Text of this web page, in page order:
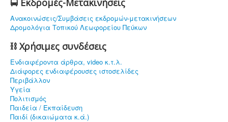
🚍 Εκδρομές-Μετακινήσεις
Ανακοινώσεις/Συμβάσεις εκδρομών-μετακινήσεων
Δρομολόγια Τοπικού Λεωφορείου Πεύκων
⛓ Χρήσιμες συνδέσεις
Ενδιαφέρoντα άρθρα, video κ.τ.λ.
Διάφορες ενδιαφέρουσες ιστοσελίδες
Περιβάλλον
Υγεία
Πολιτισμός
Παιδεία / Εκπαίδευση
Παιδί (δικαιώματα κ.ά.)